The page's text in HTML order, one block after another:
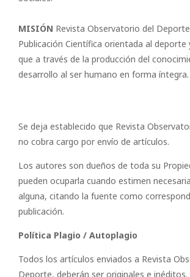
MISIÓN Revista Observatorio del
Publicación Científica orientada al deporte
que a través de la producción del
desarrollo al ser humano en forma íntegra.
Se deja establecido que Revista
no cobra cargo por envío de artículos.
Los autores son dueños de toda su
pueden ocuparla cuando estimen
alguna, citando la fuente como
publicación.
Política Plagio / Autoplagio
Todos los artículos enviados a Revista
Deporte, deberán ser originales e